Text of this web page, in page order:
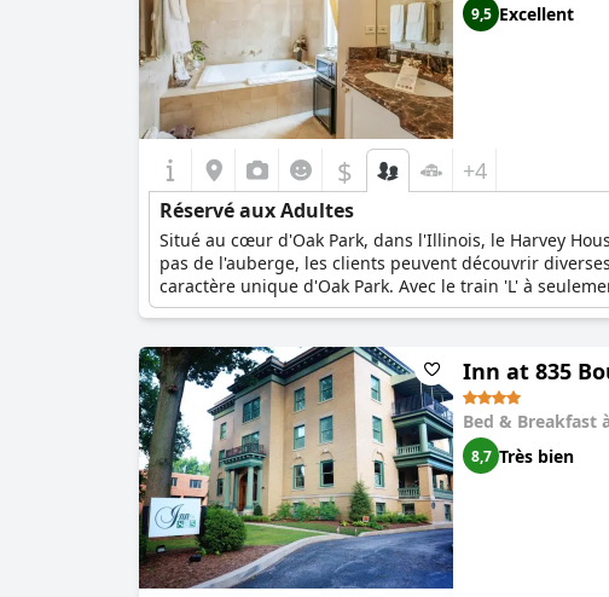
9,5 Excellent
$ +4
Réservé aux Adultes
Situé au cœur d'Oak Park, dans l'Illinois, le Harvey
pas de l'auberge, les clients peuvent découvrir
caractère unique d'Oak Park. Avec le train 'L' à
seulement huit miles.L'hôtel Harvey House Bed &
tels qu'une bouteille de vin mousseux bien fraîche et
l'atmosphère enchanteresse du Harvey House Bed &
Inn at 835
Bed & Breakfast
8,7 Très bien